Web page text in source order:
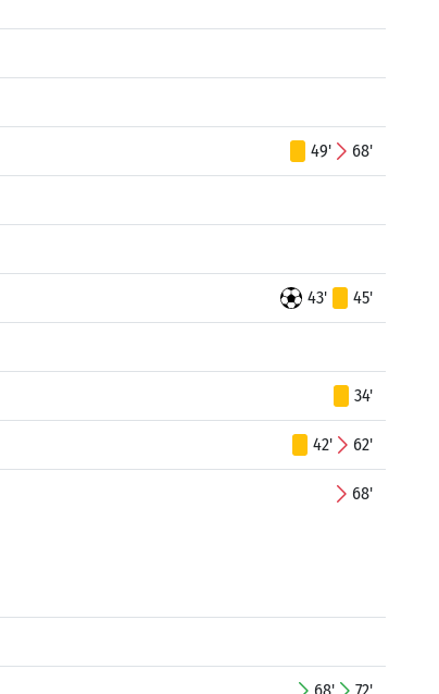
49' 68'
43' 45'
34'
42' 62'
68'